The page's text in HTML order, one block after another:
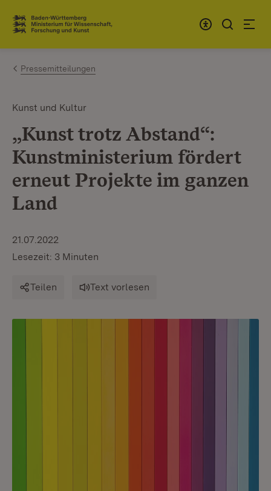
Zum Inhalt springen
Link zur Startseite
Pressemitteilungen
Kunst und Kultur
„Kunst trotz Abstand“:
Kunstministerium fördert
erneut Projekte im ganzen
Land
21.07.2022
Lesezeit: 3 Minuten
Teilen Text vorlesen